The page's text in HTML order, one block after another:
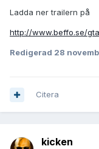
Ladda ner trailern på
http://www.beffo.se/
Redigerad 28
Citera
kicken